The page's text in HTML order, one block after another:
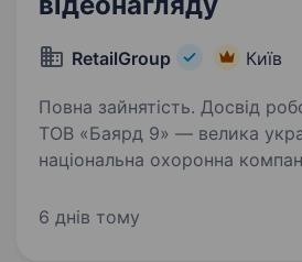
RetailGroup Київ
Повна зайнятість. Досвід
ТОВ «Баярд 9» — велика
національна охоронна
роздрібної торгівлі Холдингу
6 днів тому